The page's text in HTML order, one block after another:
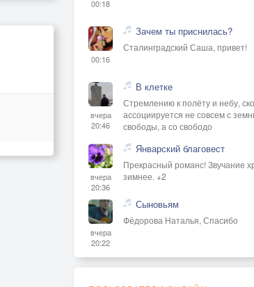
00:18
00:16
Зачем ты приснилась?
Сталинградский Саша, привет!
вчера
20:46
В клетке
Стремлению к полёту и небу,
ассоциируется не совсем с
свободы, а со свободо
вчера
20:36
Январский благовест
Прекрасный романс! Звучание
зимнее. +2
вчера
20:22
Сыновьям
Фёдорова Наталья, Спасибо